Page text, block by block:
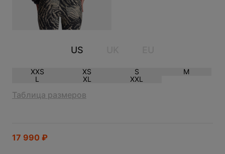
US
XXS XS S
M
L
XL XXL
Таблица размеров
17 990 ₽